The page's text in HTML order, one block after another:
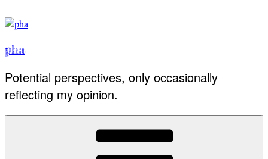
to
pha
Potential perspectives, only occasionally
reflecting my opinion.